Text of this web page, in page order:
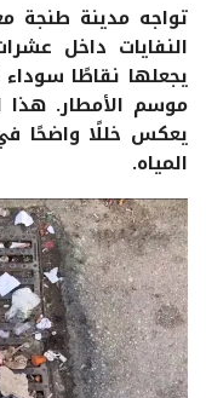
تواجه مدينة طنجة
النفايات داخل
يجعلها نقاطًا
موسم الأمطار. هذا
يعكس خللًا واضحًا
المياه.